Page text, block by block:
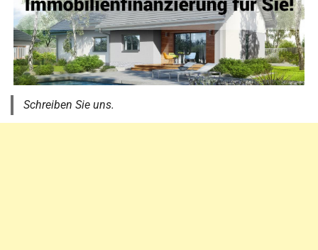
Schreiben Sie uns.